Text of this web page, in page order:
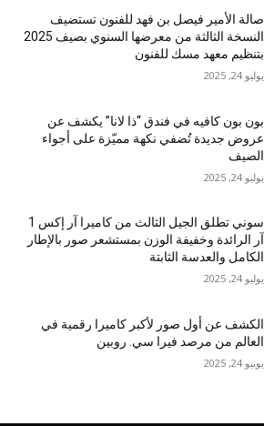
صالة الأمير فيصل بن فهد للفنون تستضيف
النسخة الثالثة من معرضها السنوي بصيف 2025
بتنظيم معهد مسك للفنون
يوليو 24, 2025
بون بون كافيه في فندق “ذا لانا” يكشف عن
عروض جديدة تُضفي نكهة مميّزة على أجواء
الصيف
يوليو 24, 2025
سوني تطلق الجيل الثالث من كاميرا آر إكس 1
آر الرائدة وخفيفة الوزن بمستشعر صور بالإطار
الكامل والعدسة الثابتة
يوليو 24, 2025
الكشف عن أول صور لأكبر كاميرا رقمية في
العالم من مرصد فيرا سي. روبين
يونيو 24, 2025